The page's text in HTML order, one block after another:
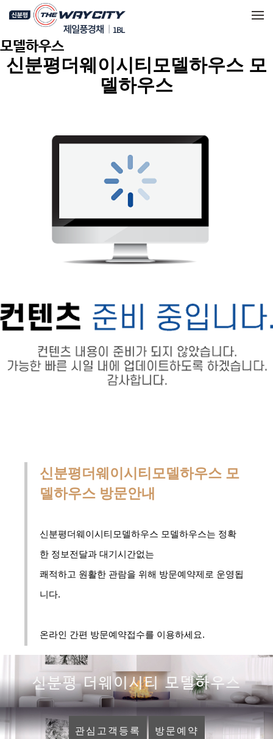
모델하우스
신분평더웨이시티모델하우스 모
델하우스
신분평더웨이시티모델하우스 모
델하우스 방문안내
신분평더웨이시티모델하우스 모델하우스는 정확
한 정보전달과 대기시간없는
쾌적하고 원활한 관람을 위해 방문예약제로 운영됩
니다.
온라인 간편 방문예약접수를 이용하세요.
신분평 더웨이시티 모델하우스
관심고객등록 방문예약